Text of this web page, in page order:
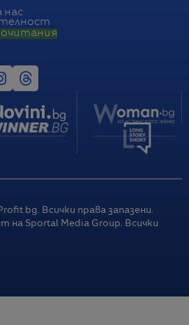
нас
Всички права запазени.
на Sportal Media Group. Всички